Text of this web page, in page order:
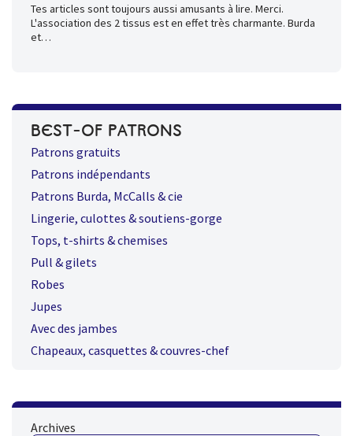
Tes articles sont toujours aussi amusants à lire. Merci.
L'association des 2 tissus est en effet très charmante. Burda
et…
BEST-OF PATRONS
Patrons gratuits
Patrons indépendants
Patrons Burda, McCalls & cie
Lingerie, culottes & soutiens-gorge
Tops, t-shirts & chemises
Pull & gilets
Robes
Jupes
Avec des jambes
Chapeaux, casquettes & couvres-chef
Archives